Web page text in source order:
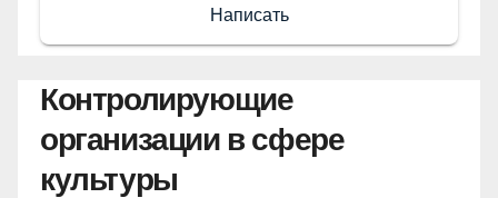
Написать
Контролирующие
организации в сфере
культуры